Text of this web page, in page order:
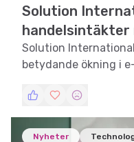
Solution
handelsintäkter
Solution
betydande ökning i
Nyheter